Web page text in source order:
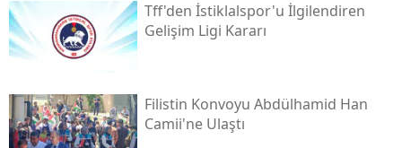
Tff'den İstiklalspor'u İlgilendiren
Gelişim Ligi Kararı
Filistin Konvoyu Abdülhamid Han
Camii'ne Ulaştı